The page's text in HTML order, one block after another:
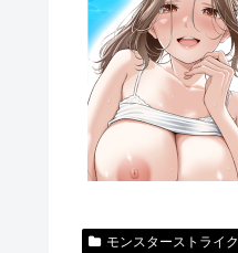
モンスターストライク